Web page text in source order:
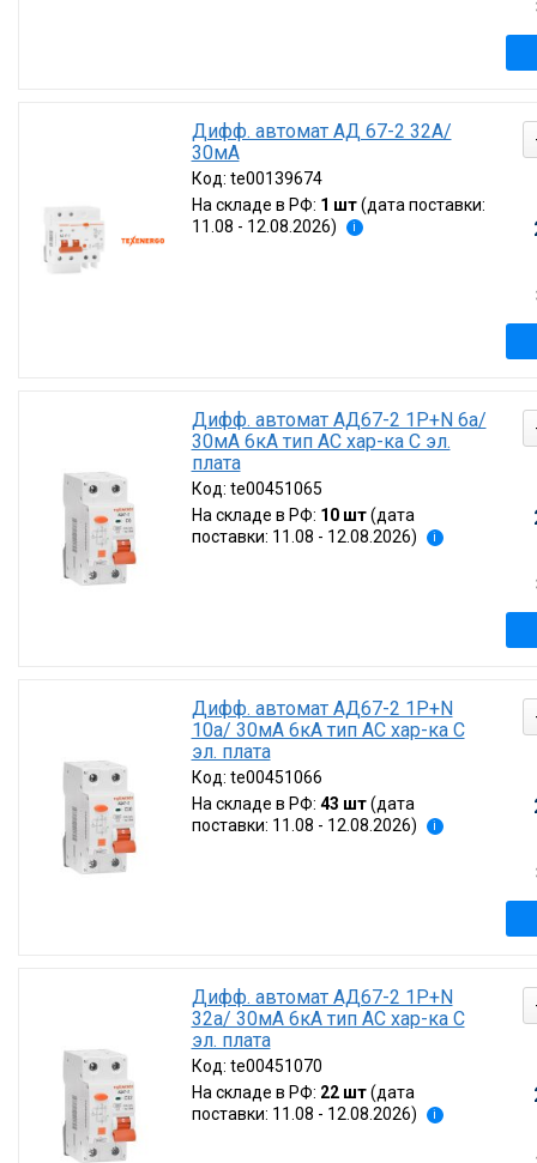
Дифф. автомат АД 67-2 32А/
30мА
Код: te00139674
На складе в РФ: 1 шт (дата поставки:
11.08 - 12.08.2026)
i
Дифф. автомат АД67-2 1P+N 6а/
30мА 6кА тип AC хар-ка C эл.
плата
Код: te00451065
На складе в РФ: 10 шт (дата
поставки: 11.08 - 12.08.2026)
i
Дифф. автомат АД67-2 1P+N
10а/ 30мА 6кА тип AC хар-ка C
эл. плата
Код: te00451066
На складе в РФ: 43 шт (дата
поставки: 11.08 - 12.08.2026)
i
Дифф. автомат АД67-2 1P+N
32а/ 30мА 6кА тип AC хар-ка C
эл. плата
Код: te00451070
На складе в РФ: 22 шт (дата
поставки: 11.08 - 12.08.2026)
i